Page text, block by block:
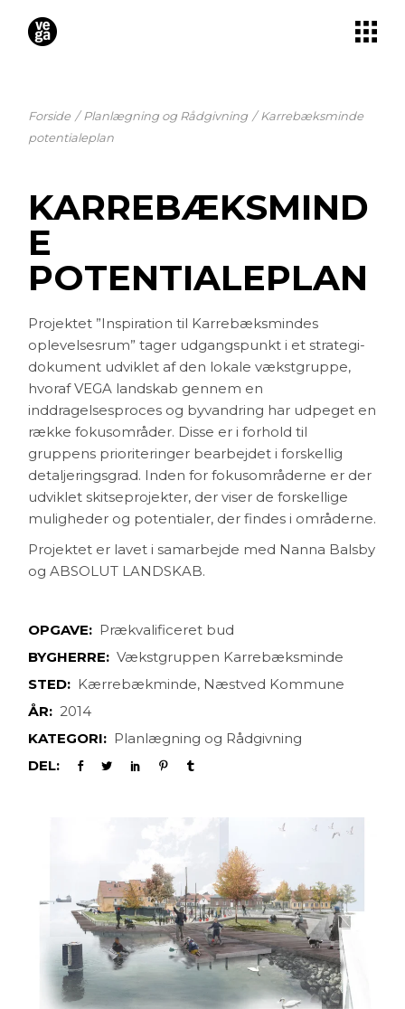
content
Forside Planlægning og Rådgivning
Karrebæksminde
potentialeplan
KARREBÆKSMIND
E
POTENTIALEPLAN
Projektet ”Inspiration til Karrebæksmindes
oplevelsesrum” tager udgangspunkt i et strategi-
dokument udviklet af den lokale vækstgruppe,
hvoraf VEGA landskab gennem en
inddragelsesproces og byvandring har udpeget en
række fokusområder. Disse er i forhold til
gruppens prioriteringer bearbejdet i forskellig
detaljeringsgrad. Inden for fokusområderne er der
udviklet skitseprojekter, der viser de forskellige
muligheder og potentialer, der findes i områderne.
Projektet er lavet i samarbejde med Nanna Balsby
og ABSOLUT LANDSKAB.
OPGAVE: Prækvalificeret bud
BYGHERRE: Vækstgruppen Karrebæksminde
STED: Kærrebækminde, Næstved Kommune
ÅR: 2014
KATEGORI: Planlægning og Rådgivning
DEL: